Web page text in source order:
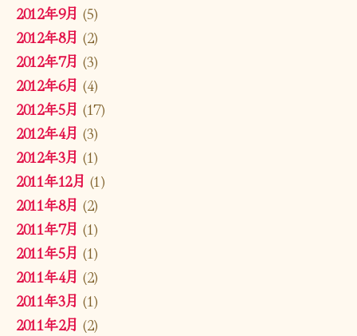
2012年9月 (5)
2012年8月 (2)
2012年7月 (3)
2012年6月 (4)
2012年5月 (17)
2012年4月 (3)
2012年3月 (1)
2011年12月 (1)
2011年8月 (2)
2011年7月 (1)
2011年5月 (1)
2011年4月 (2)
2011年3月 (1)
2011年2月 (2)